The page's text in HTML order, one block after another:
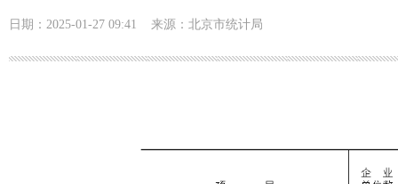
日期：2025-01-27 09:41 来源：北京市统计局